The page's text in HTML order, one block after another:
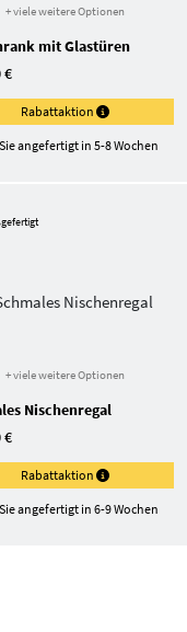
+ viele weitere Optionen
mit Glastüren
€
Rabattaktion
angefertigt in 5-8 Wochen
+ viele weitere Optionen
Nischenregal
€
Rabattaktion
angefertigt in 6-9 Wochen